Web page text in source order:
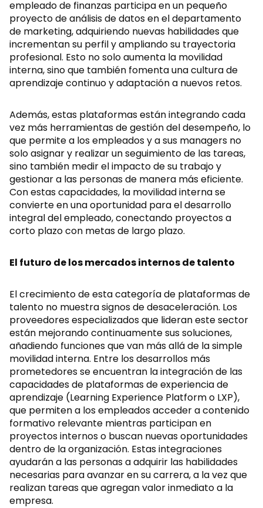
empleado de finanzas participa en un pequeño
proyecto de análisis de datos en el departamento
de marketing, adquiriendo nuevas habilidades que
incrementan su perfil y ampliando su trayectoria
profesional. Esto no solo aumenta la movilidad
interna, sino que también fomenta una cultura de
aprendizaje continuo y adaptación a nuevos retos.
Además, estas plataformas están integrando cada
vez más herramientas de gestión del desempeño, lo
que permite a los empleados y a sus managers no
solo asignar y realizar un seguimiento de las tareas,
sino también medir el impacto de su trabajo y
gestionar a las personas de manera más eficiente.
Con estas capacidades, la movilidad interna se
convierte en una oportunidad para el desarrollo
integral del empleado, conectando proyectos a
corto plazo con metas de largo plazo.
El futuro de los mercados internos de talento
El crecimiento de esta categoría de plataformas de
talento no muestra signos de desaceleración. Los
proveedores especializados que lideran este sector
están mejorando continuamente sus soluciones,
añadiendo funciones que van más allá de la simple
movilidad interna. Entre los desarrollos más
prometedores se encuentran la integración de las
capacidades de plataformas de experiencia de
aprendizaje (Learning Experience Platform o LXP),
que permiten a los empleados acceder a contenido
formativo relevante mientras participan en
proyectos internos o buscan nuevas oportunidades
dentro de la organización. Estas integraciones
ayudarán a las personas a adquirir las habilidades
necesarias para avanzar en su carrera, a la vez que
realizan tareas que agregan valor inmediato a la
empresa.